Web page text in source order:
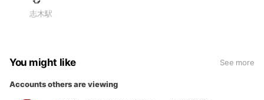
志木駅
You might like See more
Accounts others are viewing